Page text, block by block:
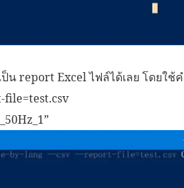
น report Excel ไฟล์ได้เลย โดยใช้
file=test.csv